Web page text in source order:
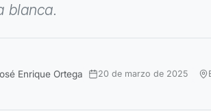
blanca.
Enrique Ortega 20 de marzo de 2025